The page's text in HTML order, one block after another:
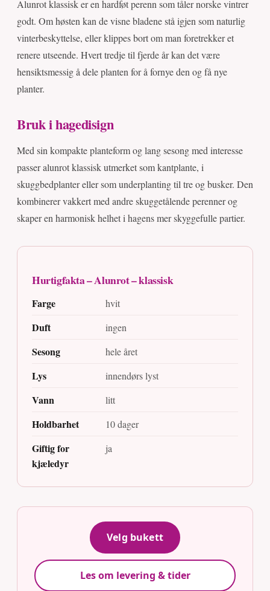
Alunrot klassisk er en hardføt perenn som tåler norske vintrer
godt. Om høsten kan de visne bladene stå igjen som naturlig
vinterbeskyttelse, eller klippes bort om man foretrekker et
renere utseende. Hvert tredje til fjerde år kan det være
hensiktsmessig å dele planten for å fornye den og få nye
planter.
Bruk i hagedisign
Med sin kompakte planteform og lang sesong med interesse
passer alunrot klassisk utmerket som kantplante, i
skuggbedplanter eller som underplanting til tre og busker. Den
kombinerer vakkert med andre skuggetålende perenner og
skaper en harmonisk helhet i hagens mer skyggefulle partier.
Hurtigfakta – Alunrot – klassisk
Farge hvit
Duft ingen
Sesong hele året
Lys innendørs lyst
Vann litt
Holdbarhet 10 dager
Giftig for
kjæledyr
ja
Velg bukett
Les om levering & tider